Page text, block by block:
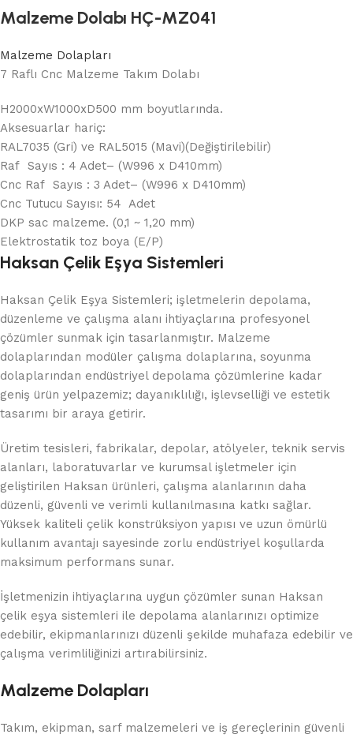
Malzeme Dolabı HÇ-MZ041
Malzeme Dolapları
7 Raflı Cnc Malzeme Takım Dolabı
H2000xW1000xD500 mm boyutlarında.
Aksesuarlar hariç:
RAL7035 (Gri) ve RAL5015 (Mavi)(Değiştirilebilir)
Raf Sayıs : 4 Adet– (W996 x D410mm)
Cnc Raf Sayıs : 3 Adet– (W996 x D410mm)
Cnc Tutucu Sayısı: 54 Adet
DKP sac malzeme. (0,1 ~ 1,20 mm)
Elektrostatik toz boya (E/P)
Haksan Çelik Eşya Sistemleri
Haksan Çelik Eşya Sistemleri; işletmelerin depolama,
düzenleme ve çalışma alanı ihtiyaçlarına profesyonel
çözümler sunmak için tasarlanmıştır. Malzeme
dolaplarından modüler çalışma dolaplarına, soyunma
dolaplarından endüstriyel depolama çözümlerine kadar
geniş ürün yelpazemiz; dayanıklılığı, işlevselliği ve estetik
tasarımı bir araya getirir.
Üretim tesisleri, fabrikalar, depolar, atölyeler, teknik servis
alanları, laboratuvarlar ve kurumsal işletmeler için
geliştirilen Haksan ürünleri, çalışma alanlarının daha
düzenli, güvenli ve verimli kullanılmasına katkı sağlar.
Yüksek kaliteli çelik konstrüksiyon yapısı ve uzun ömürlü
kullanım avantajı sayesinde zorlu endüstriyel koşullarda
maksimum performans sunar.
İşletmenizin ihtiyaçlarına uygun çözümler sunan Haksan
çelik eşya sistemleri ile depolama alanlarınızı optimize
edebilir, ekipmanlarınızı düzenli şekilde muhafaza edebilir ve
çalışma verimliliğinizi artırabilirsiniz.
Malzeme Dolapları
Takım, ekipman, sarf malzemeleri ve iş gereçlerinin güvenli